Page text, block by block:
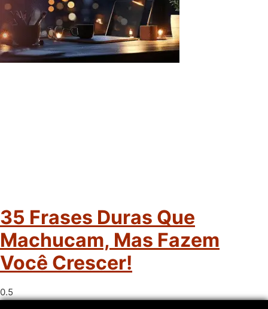
35 Frases Duras Que
Machucam, Mas Fazem
Você Crescer!